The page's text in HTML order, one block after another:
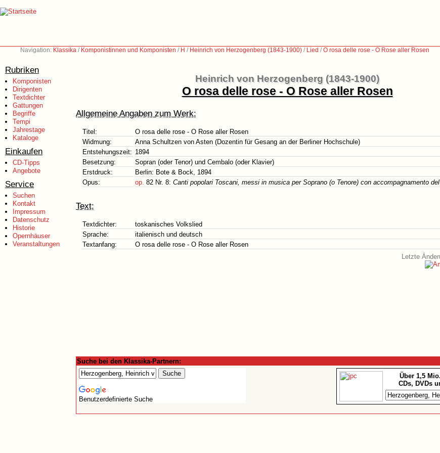
Navigation: Klassika / Komponistinnen und Komponisten / H / Heinrich von Herzogenberg (1843-1900) / Lied /O rosa delle rose - O Rose aller Rosen
Rubriken
Komponisten
Dirigenten
Textdichter
Gattungen
Begriffe
Tempi
Jahrestage
Kataloge
Einkaufen
CD-Tipps
Angebote
Service
Suchen
Kontakt
Impressum
Datenschutz
Historie
Opernhäuser
Veranstaltungen
Heinrich von Herzogenberg (1843-1900)
O rosa delle rose - O Rose aller Rosen
Allgemeine Angaben zum Werk:
Titel:
O rosa delle rose - O Rose aller Rosen
Widmung:
Anna Schultzen von Asten (Dozentin für Gesang an der Berliner Hochschule)
Entstehungszeit: 1894
Besetzung:
Sopran (oder Tenor) und Cembalo (oder Klavier)
Erstdruck:
Berlin: Bote & Bock, 1894
Opus:
op. 82 Nr. 8: Canti popolari Toscani, messi in musica per Soprano (o Tenore) con accompagnamento
Text:
Textdichter:
toskanisches Volkslied
Sprache:
italienisch und deutsch
Textanfang:
O rosa delle rose - O Rose aller Rosen
Letzte
Suche bei den Klassika-Partnern:
Benutzerdefinierte Suche
Über 1,5
CDs, DVDs